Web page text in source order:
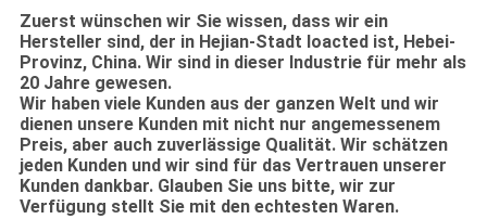
Zuerst wünschen wir Sie wissen, dass wir ein
Hersteller sind, der in Hejian-Stadt loacted ist, Hebei-
Provinz, China. Wir sind in dieser Industrie für mehr als
20 Jahre gewesen.
Wir haben viele Kunden aus der ganzen Welt und wir
dienen unsere Kunden mit nicht nur angemessenem
Preis, aber auch zuverlässige Qualität. Wir schätzen
jeden Kunden und wir sind für das Vertrauen unserer
Kunden dankbar. Glauben Sie uns bitte, wir zur
Verfügung stellt Sie mit den echtesten Waren.